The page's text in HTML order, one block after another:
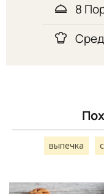
8
выпечка